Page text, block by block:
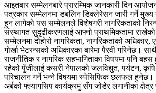
आइतबार सम्मेलनबारे प्रारम्भिक जानकारी दिन
पत्रकार सम्मेलनमा डबलिन डिक्लेरेसन जारी गर्ने
हुन लागेको यस सम्मेलनले विशेषगरी नागरिकताको
संस्थागत सुदृढीकरणलाई आफ्नो प्राथमिकतामा
सम्मेलनमा दोहोरो नागरिकता, नागरिकताको
गोर्खा भेटरन्सको अधिकारका बारेमा पैरवी गरिनेछ।
राजनीतिक र नागरिक सहभागिताका विषयमा पनि बहस
रहेको पुँजीलाई कसरी नेपालको जलविद्युत, पर्यटन, कृषि
परिचालन गर्ने भन्ने विषयमा स्पेसिफिक छलफल हुनेछ।
अर्बको फ्ल्यागसिप कार्यक्रमु सँग जोडेर लगानीका क्षेत्र